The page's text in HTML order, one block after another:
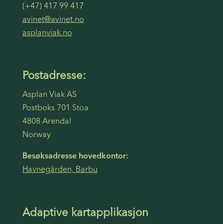
(+47) 417 99 417
avinet@avinet.no
asplanviak.no
Postadresse:
Asplan Viak AS
Postboks 701 Stoa
4808 Arendal
Norway
Besøksadresse hovedkontor:
Havnegården, Barbu
Adaptive kartapplikasjon